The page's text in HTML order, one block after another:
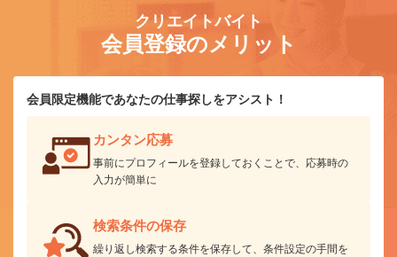
クリエイトバイト
会員登録のメリット
会員限定機能であなたの仕事探しをアシスト！
カンタン応募
事前にプロフィールを登録しておくことで、応募時の
入力が簡単に
検索条件の保存
繰り返し検索する条件を保存して、条件設定の手間を